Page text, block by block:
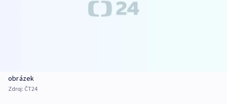
obrázek
Zdroj: ČT24